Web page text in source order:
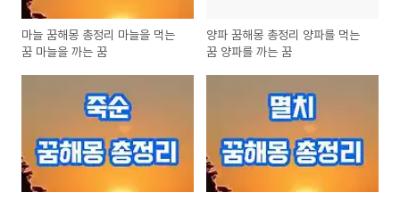
마늘 꿈해몽 총정리 마늘을 먹는
꿈 마늘을 까는 꿈
양파 꿈해몽 총정리 양파를 먹는
꿈 양파를 까는 꿈